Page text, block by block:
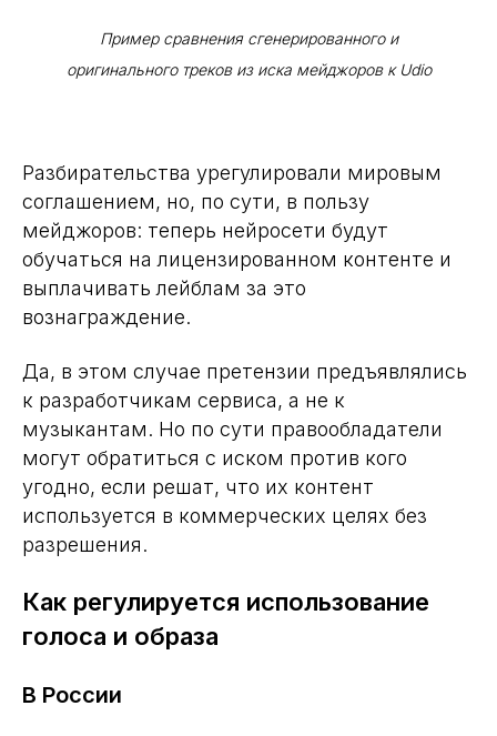
Пример сравнения сгенерированного и
оригинального треков из иска мейджоров к Udio
Разбирательства урегулировали мировым
соглашением, но, по сути, в пользу
мейджоров: теперь нейросети будут
обучаться на лицензированном контенте и
выплачивать лейблам за это
вознаграждение.
Да, в этом случае претензии предъявлялись
к разработчикам сервиса, а не к
музыкантам. Но по сути правообладатели
могут обратиться с иском против кого
угодно, если решат, что их контент
используется в коммерческих целях без
разрешения.
Как регулируется использование
голоса и образа
В России